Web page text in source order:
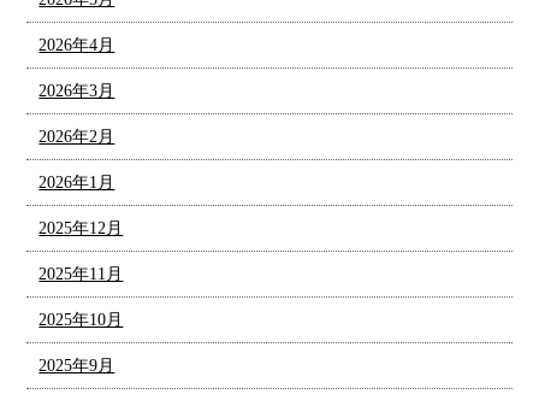
2026年4月
2026年3月
2026年2月
2026年1月
2025年12月
2025年11月
2025年10月
2025年9月